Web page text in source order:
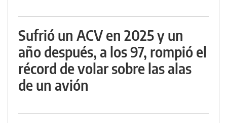
Sufrió un ACV en 2025 y un
año después, a los 97, rompió el
récord de volar sobre las alas
de un avión